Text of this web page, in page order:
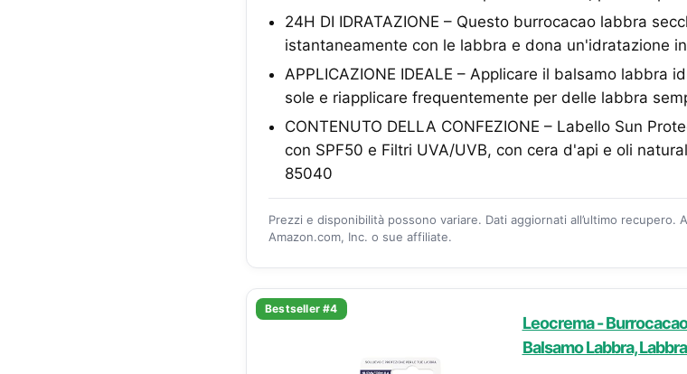
24H DI IDRATAZIONE – Questo burrocacao labbra
istantaneamente con le labbra e dona un'idratazione
APPLICAZIONE IDEALE – Applicare il balsamo labbra
sole e riapplicare frequentemente per delle labbra
CONTENUTO DELLA CONFEZIONE – Labello Sun
con SPF50 e Filtri UVA/UVB, con cera d'api e oli
85040
Prezzi e disponibilità possono variare. Dati aggiornati all’ultimo recupero.
Amazon.com, Inc. o sue affiliate.
Bestseller #4
Leocrema -
Balsamo Labbra,